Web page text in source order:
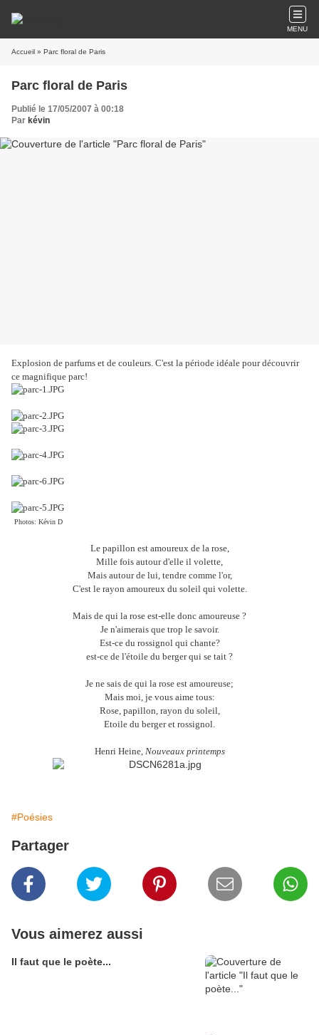
MENU
Accueil » Parc floral de Paris
Parc floral de Paris
Publié le 17/05/2007 à 00:18
Par kévin
Explosion de parfums et de couleurs. C'est la période idéale pour découvrir
ce magnifique parc!
Photos: Kévin D
Le papillon est amoureux de la rose,
Mille fois autour d'elle il volette,
Mais autour de lui, tendre comme l'or,
C'est le rayon amoureux du soleil qui volette.
Mais de qui la rose est-elle donc amoureuse ?
Je n'aimerais que trop le savoir.
Est-ce du rossignol qui chante?
est-ce de l'étoile du berger qui se tait ?
Je ne sais de qui la rose est amoureuse;
Mais moi, je vous aime tous:
Rose, papillon, rayon du soleil,
Etoile du berger et rossignol.
Henri Heine, Nouveaux printemps
#Poésies
Partager
Vous aimerez aussi
Il faut que le poète...